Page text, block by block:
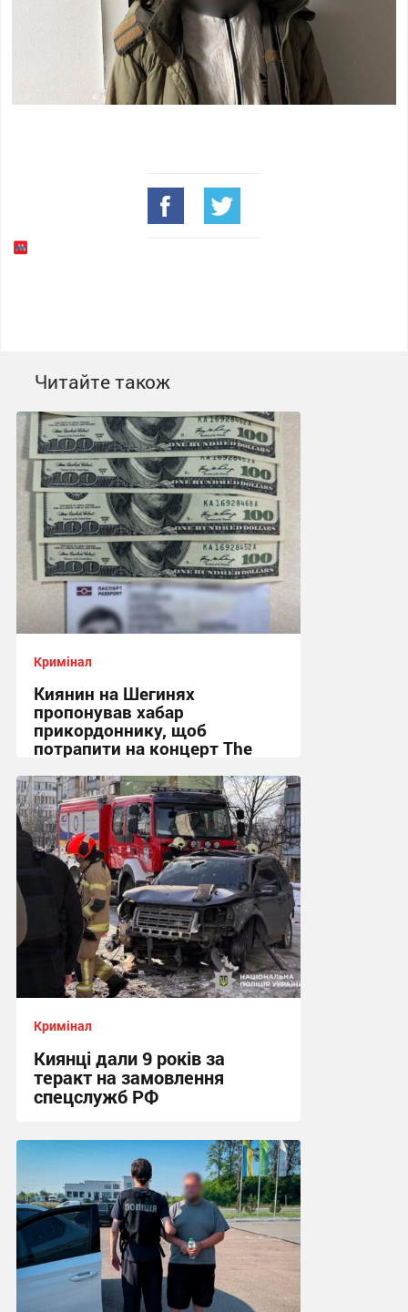
Читайте також
Кримінал
Киянин на Шегинях
пропонував хабар
прикордоннику, щоб
потрапити на концерт The
19:30 сьогодні
Кримінал
Киянці дали 9 років за
теракт на замовлення
спецслужб РФ
16:14 сьогодні